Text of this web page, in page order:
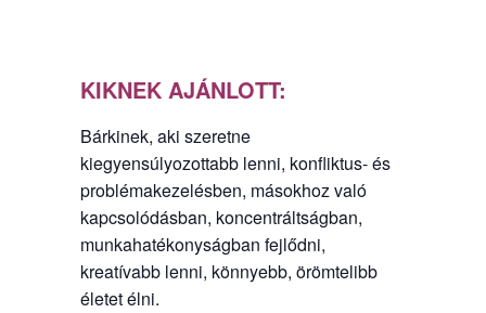
KIKNEK AJÁNLOTT:
Bárkinek, aki szeretne
kiegyensúlyozottabb lenni, konfliktus- és
problémakezelésben, másokhoz való
kapcsolódásban, koncentráltságban,
munkahatékonyságban fejlődni,
kreatívabb lenni, könnyebb, örömtelibb
életet élni.